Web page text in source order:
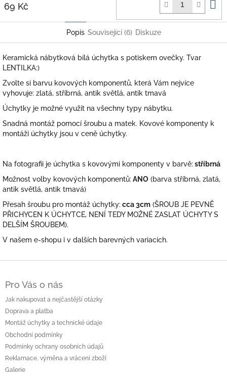
69 Kč
Popis Související (6) Diskuze
Keramická nábytková bílá úchytka s potiskem ovečky. Tvar
LENTILKA:)
Zvolte si barvu kovových komponentů, která Vám nejvíce
vyhovuje: zlatá, stříbrná, antik světlá, antik tmavá
Úchytky je možné využít na všechny typy nábytku.
Snadná montáž pomocí šroubu a matek. Kovové komponenty k
montáži úchytky jsou v ceně úchytky.
Na fotografii je úchytka s kovovými komponenty v barvě: stříbrná
Možnost volby kovových komponentů: ANO (barva stříbrná, zlatá,
antik světlá, antik tmavá)
Přesah šroubu pro montáž úchytky: cca 3cm (ŠROUB JE PEVNĚ
PŘICHYCEN K ÚCHYTCE, NENÍ TEDY MOŽNÉ ZASLAT ÚCHYTY S
DELŠÍM ŠROUBEM).
V našem e-shopu i v dalších barevných variacích.
Pro Vás o nás
Jak nakupovat a nejčastější otázky
Doprava a platba
Montáž úchytky a technické údaje
Obchodní podmínky
Podmínky ochrany osobních údajů
Reklamace, výměna a vrácení zboží
Galerie